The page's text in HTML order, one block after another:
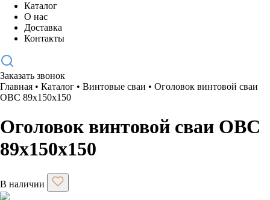
Каталог
О нас
Доставка
Контакты
Заказать звонок
Главная • Каталог • Винтовые сваи • Оголовок винтовой сваи
ОВС 89х150х150
Оголовок винтовой сваи ОВС
89х150х150
В наличии